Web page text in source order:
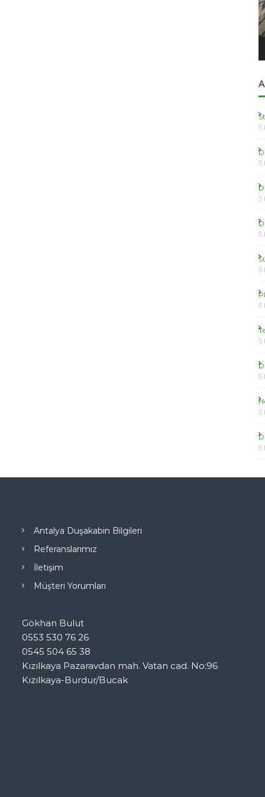
5
5
5
5
5
5
5
5
5
5
Antalya Duşakabin Bilgileri
Referanslarımız
İletişim
Müşteri Yorumları
Gökhan Bulut
0553 530 76 26
0545 504 65 38
Kızılkaya Pazaravdan mah. Vatan cad. No:96
Kızılkaya-Burdur/Bucak